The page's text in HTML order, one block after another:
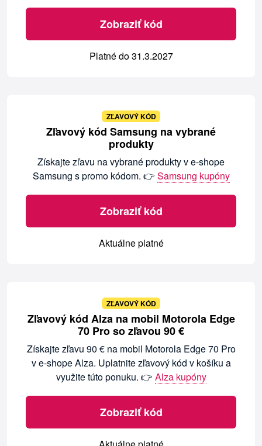
Zobraziť kód
Platné do 31.3.2027
ZĽAVOVÝ KÓD
Zľavový kód Samsung na vybrané
produkty
Získajte zľavu na vybrané produkty v e-shope
Samsung s promo kódom. 👉 Samsung kupóny
Zobraziť kód
Aktuálne platné
ZĽAVOVÝ KÓD
Zľavový kód Alza na mobil Motorola Edge
70 Pro so zľavou 90 €
Získajte zľavu 90 € na mobil Motorola Edge 70 Pro
v e-shope Alza. Uplatnite zľavový kód v košíku a
využite túto ponuku. 👉 Alza kupóny
Zobraziť kód